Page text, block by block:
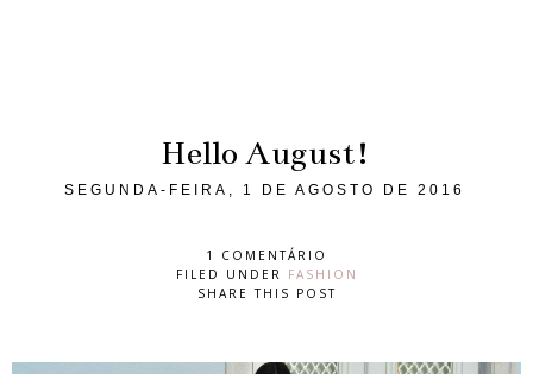
Hello August!
SEGUNDA-FEIRA, 1 DE AGOSTO DE 2016
1 COMENTÁRIO
FILED UNDER FASHION
SHARE THIS POST